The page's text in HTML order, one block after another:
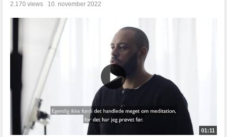
2.170 views 10. november 2022
01:11